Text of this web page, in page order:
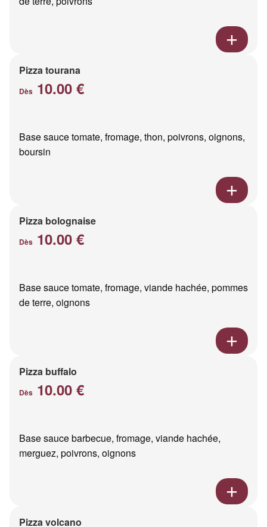
Pizza tourana
Dès 10.00 €
Base sauce tomate, fromage, thon, poivrons, oignons,
boursin
Pizza bolognaise
Dès 10.00 €
Base sauce tomate, fromage, viande hachée, pommes
de terre, oignons
Pizza buffalo
Dès 10.00 €
Base sauce barbecue, fromage, viande hachée,
merguez, poivrons, oignons
Pizza volcano